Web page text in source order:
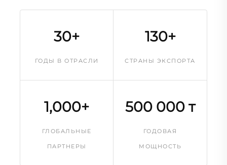
30+
ГОДЫ В ОТРАСЛИ
130+
СТРАНЫ ЭКСПОРТА
1,000+
ГЛОБАЛЬНЫЕ
ПАРТНЕРЫ
500 000 т
ГОДОВАЯ
МОЩНОСТЬ